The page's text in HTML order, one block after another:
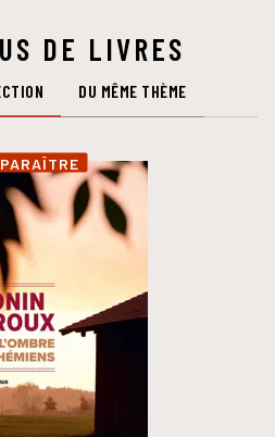
DE LIVRES
DU MÊME THÈME